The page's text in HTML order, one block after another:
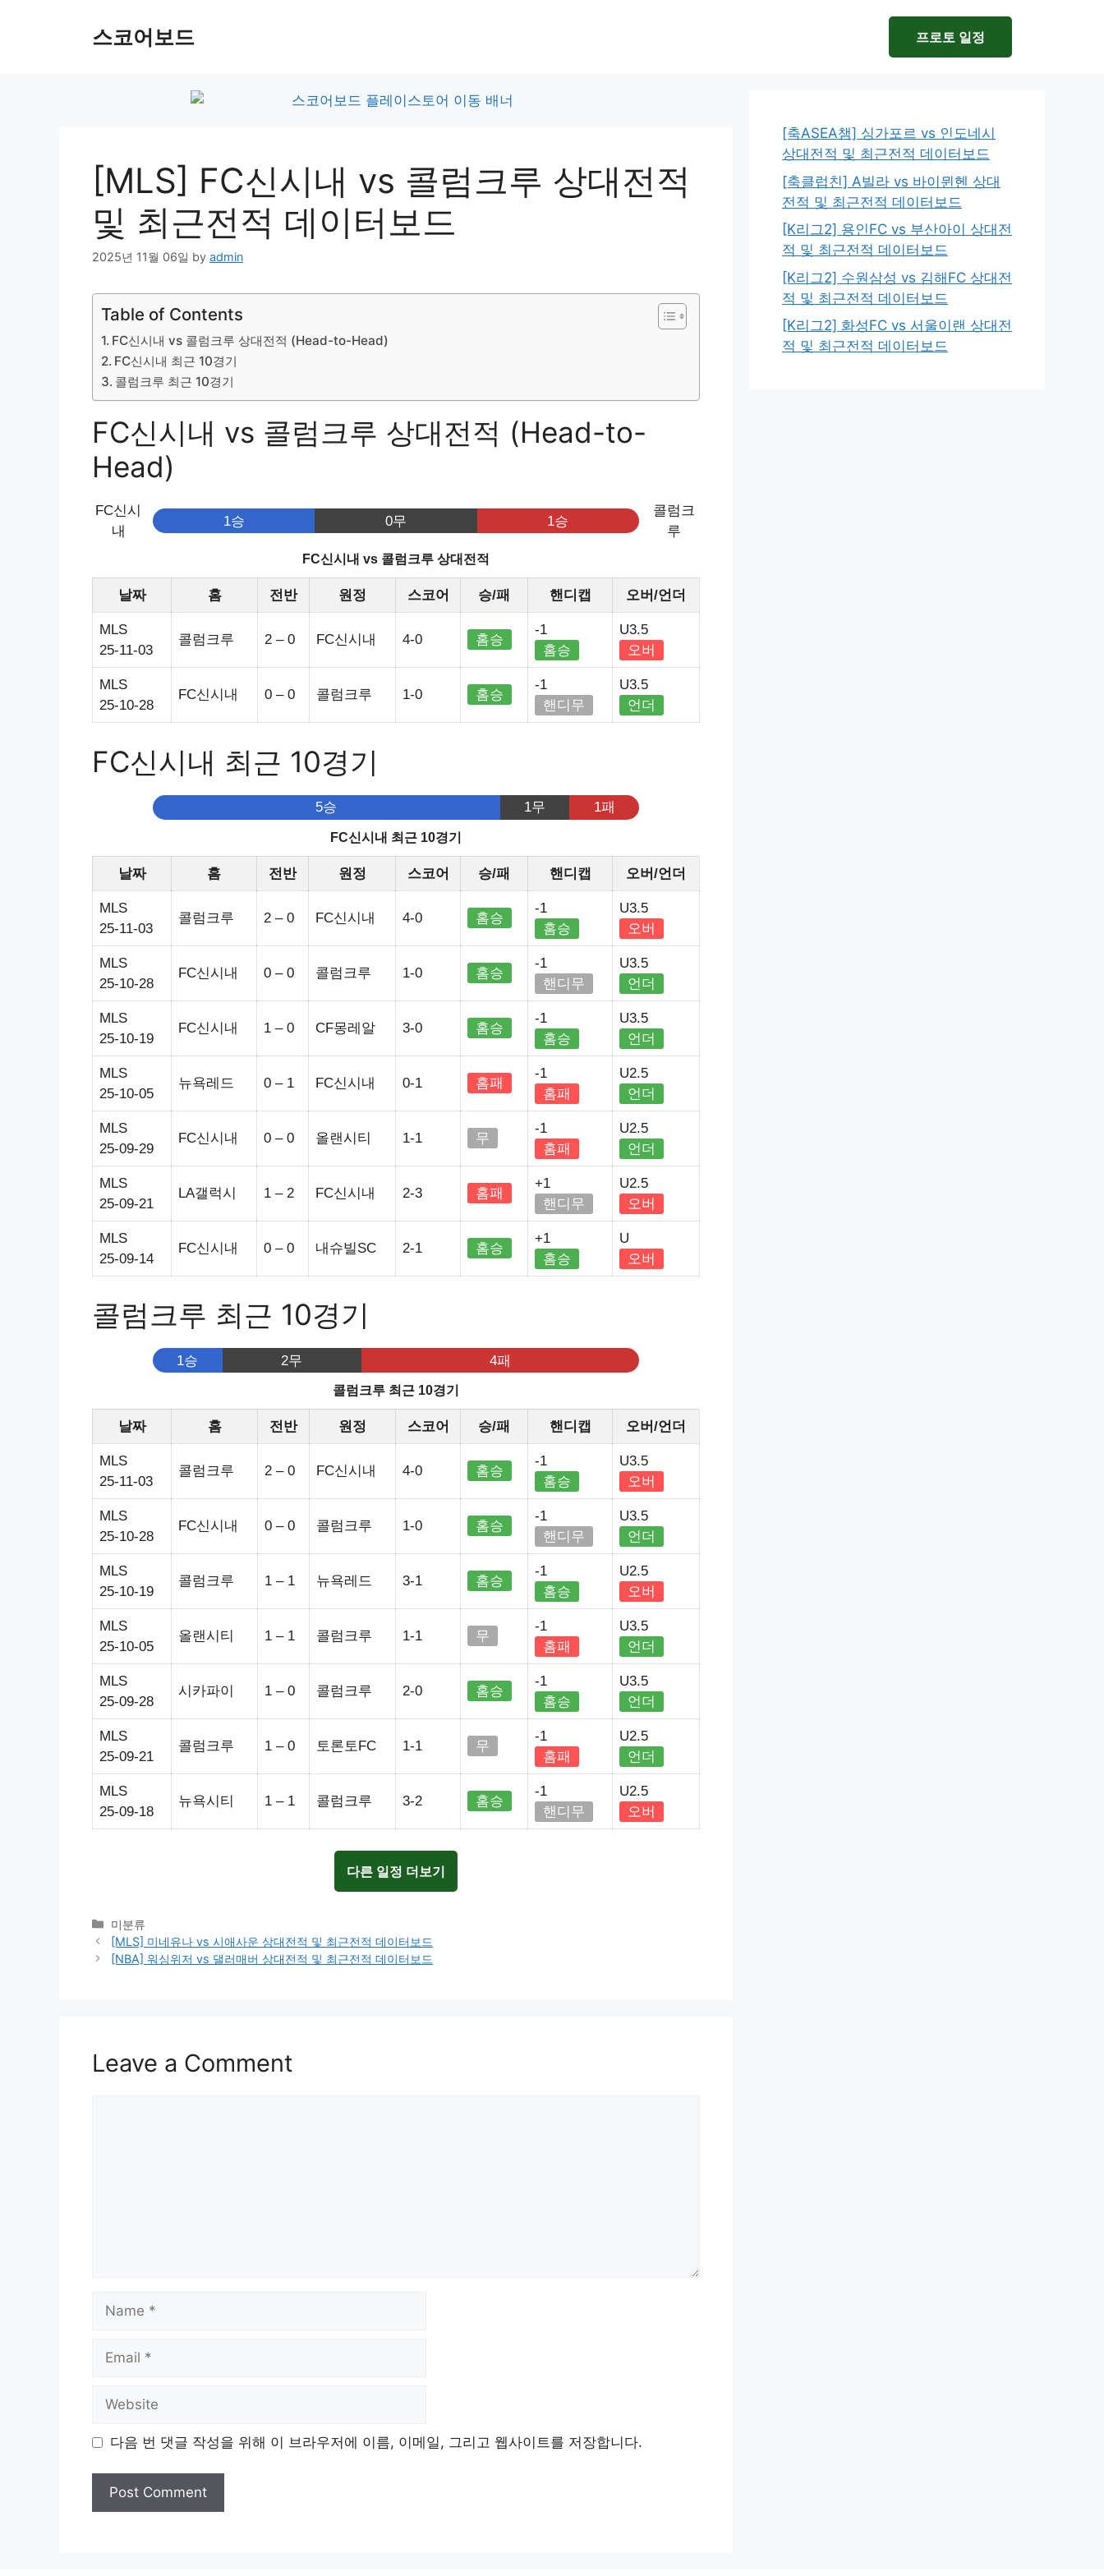
스코어보드 프로토 일정
[MLS] FC신시내 vs 콜럼크루 상대전적
및 최근전적 데이터보드
2025년 11월 06일 by admin
Table of Contents
FC신시내 vs 콜럼크루 상대전적 (Head-to-Head)
FC신시내 최근 10경기
콜럼크루 최근 10경기
FC신시내 vs 콜럼크루 상대전적 (Head-to-
Head)
FC신시
내
1승 0무 1승
콜럼크
루
FC신시내 vs 콜럼크루 상대전적
날짜 홈 전반 원정 스코어 승/패 핸디캡 오버/언더
MLS
25-11-03
콜럼크루 2 – 0 FC신시내 4-0 홈승
-1
홈승
U3.5
오버
MLS
25-10-28
FC신시내 0 – 0 콜럼크루 1-0 홈승
-1
핸디무
U3.5
언더
FC신시내 최근 10경기
5승 1무 1패
FC신시내 최근 10경기
날짜 홈 전반 원정 스코어 승/패 핸디캡 오버/언더
MLS
25-11-03
콜럼크루 2 – 0 FC신시내 4-0 홈승
-1
홈승
U3.5
오버
MLS
25-10-28
FC신시내 0 – 0 콜럼크루 1-0 홈승
-1
핸디무
U3.5
언더
MLS
25-10-19
FC신시내 1 – 0 CF몽레알 3-0 홈승
-1
홈승
U3.5
언더
MLS
25-10-05
뉴욕레드 0 – 1 FC신시내 0-1 홈패
-1
홈패
U2.5
언더
MLS
25-09-29
FC신시내 0 – 0 올랜시티 1-1 무
-1
홈패
U2.5
언더
MLS
25-09-21
LA갤럭시 1 – 2 FC신시내 2-3 홈패
+1
핸디무
U2.5
오버
MLS
25-09-14
FC신시내 0 – 0 내슈빌SC 2-1 홈승
+1
홈승
U
오버
콜럼크루 최근 10경기
1승 2무 4패
콜럼크루 최근 10경기
날짜 홈 전반 원정 스코어 승/패 핸디캡 오버/언더
MLS
25-11-03
콜럼크루 2 – 0 FC신시내 4-0 홈승
-1
홈승
U3.5
오버
MLS
25-10-28
FC신시내 0 – 0 콜럼크루 1-0 홈승
-1
핸디무
U3.5
언더
MLS
25-10-19
콜럼크루 1 – 1 뉴욕레드 3-1 홈승
-1
홈승
U2.5
오버
MLS
25-10-05
올랜시티 1 – 1 콜럼크루 1-1 무
-1
홈패
U3.5
언더
MLS
25-09-28
시카파이 1 – 0 콜럼크루 2-0 홈승
-1
홈승
U3.5
언더
MLS
25-09-21
콜럼크루 1 – 0 토론토FC 1-1 무
-1
홈패
U2.5
언더
MLS
25-09-18
뉴욕시티 1 – 1 콜럼크루 3-2 홈승
-1
핸디무
U2.5
오버
다른 일정 더보기
Categories
미분류
[MLS] 미네유나 vs 시애사운 상대전적 및 최근전적 데이터보드
[NBA] 워싱위저 vs 댈러매버 상대전적 및 최근전적 데이터보드
Leave a Comment
다음 번 댓글 작성을 위해 이 브라우저에 이름, 이메일, 그리고 웹사이트를 저장합니다.
[축ASEA챔] 싱가포르 vs 인도네시
상대전적 및 최근전적 데이터보드
[축클럽친] A빌라 vs 바이뮌헨 상대
전적 및 최근전적 데이터보드
[K리그2] 용인FC vs 부산아이 상대전
적 및 최근전적 데이터보드
[K리그2] 수원삼성 vs 김해FC 상대전
적 및 최근전적 데이터보드
[K리그2] 화성FC vs 서울이랜 상대전
적 및 최근전적 데이터보드